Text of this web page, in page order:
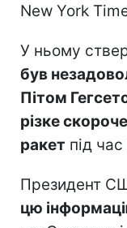
New York
У ньому
був
Пітом
різке
ракет під
Президент
цю